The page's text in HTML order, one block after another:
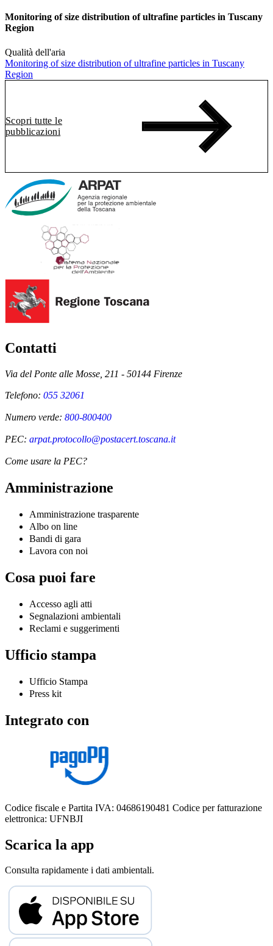
Monitoring of size distribution of ultrafine particles in Tuscany
Region
Qualità dell'aria
Monitoring of size distribution of ultrafine particles in Tuscany
Region
Scopri tutte le
pubblicazioni
Contatti
Via del Ponte alle Mosse, 211 - 50144 Firenze
Telefono: 055 32061
Numero verde: 800-800400
PEC: arpat.protocollo@postacert.toscana.it
Come usare la PEC?
Amministrazione
Amministrazione trasparente
Albo on line
Bandi di gara
Lavora con noi
Cosa puoi fare
Accesso agli atti
Segnalazioni ambientali
Reclami e suggerimenti
Ufficio stampa
Ufficio Stampa
Press kit
Integrato con
Codice fiscale e Partita IVA: 04686190481 Codice per fatturazione
elettronica: UFNBJI
Scarica la app
Consulta rapidamente i dati ambientali.